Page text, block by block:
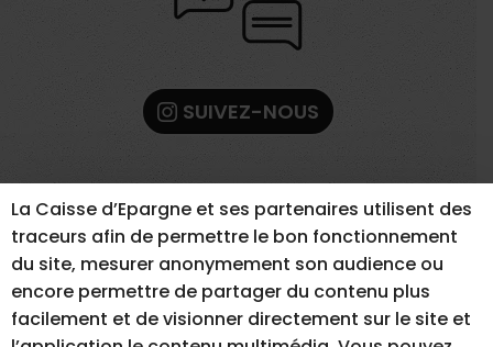
SUIVEZ-NOUS
La Caisse d’Epargne et ses partenaires utilisent des
traceurs afin de permettre le bon fonctionnement
du site, mesurer anonymement son audience ou
encore permettre de partager du contenu plus
facilement et de visionner directement sur le site et